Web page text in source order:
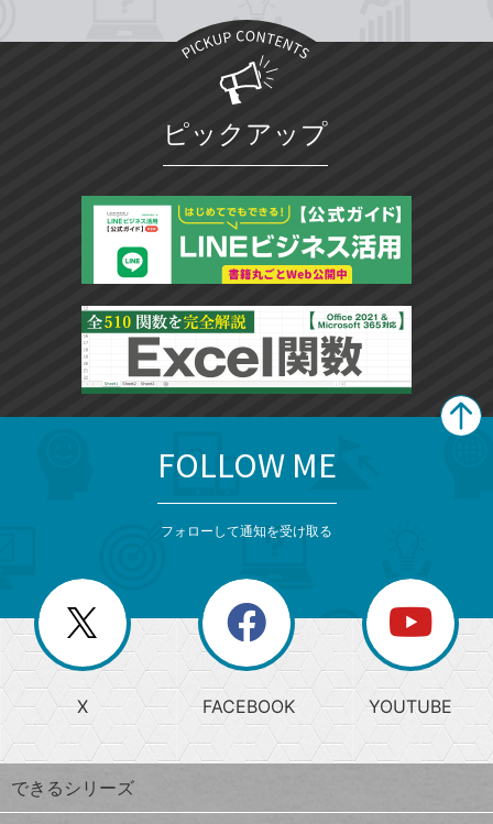
ピックアップ
じ
る
search
検
索
上
昇
ワ
ー
ド
閉
じ
る
ー
か
ら
探
す
FOLLOW ME
フォローして通知を受け取る
X FACEBOOK YOUTUBE
できるシリーズ